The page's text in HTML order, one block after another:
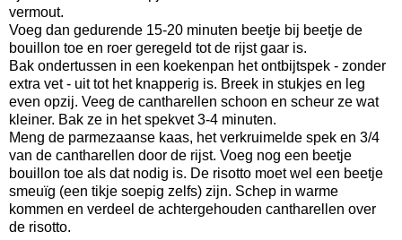
vermout.
Voeg dan gedurende 15-20 minuten beetje bij beetje de
bouillon toe en roer geregeld tot de rijst gaar is.
Bak ondertussen in een koekenpan het ontbijtspek - zonder
extra vet - uit tot het knapperig is. Breek in stukjes en leg
even opzij. Veeg de cantharellen schoon en scheur ze wat
kleiner. Bak ze in het spekvet 3-4 minuten.
Meng de parmezaanse kaas, het verkruimelde spek en 3/4
van de cantharellen door de rijst. Voeg nog een beetje
bouillon toe als dat nodig is. De risotto moet wel een beetje
smeuïg (een tikje soepig zelfs) zijn. Schep in warme
kommen en verdeel de achtergehouden cantharellen over
de risotto.